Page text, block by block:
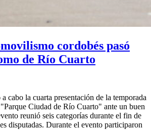
cordobés pasó
de Río Cuarto
cabo la cuarta presentación de la temporada
Ciudad de Río Cuarto" ante un buen
reunió seis categorías durante el fin de
disputadas. Durante el evento participaron